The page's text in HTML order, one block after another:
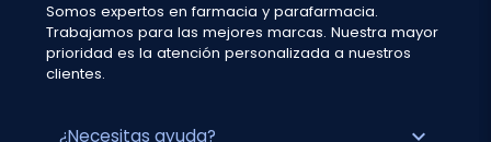
Somos expertos en farmacia y parafarmacia.
Trabajamos para las mejores marcas. Nuestra mayor
prioridad es la atención personalizada a nuestros
clientes.
¿Necesitas ayuda? expand_more